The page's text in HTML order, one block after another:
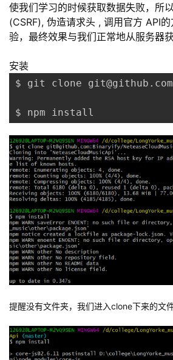
使我们学习的时候获取数据失败，所
(CSRF), 伪造请求头 , 调用官方 API
验，最终效果与我们正常地从服务器
安装
$ git clone
$ npm install
提醒没有文件夹，我们进入clone下来的文